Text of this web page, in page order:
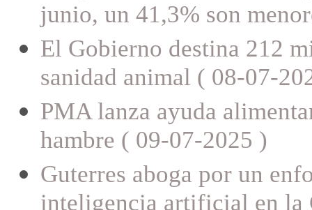
junio, un 41,3% son
El Gobierno destina 212
sanidad animal ( 08-07-
PMA lanza ayuda
hambre ( 09-07-2025 )
Guterres aboga por un